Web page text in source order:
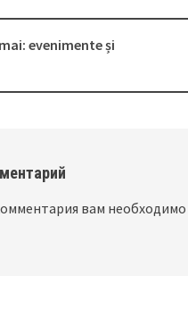
evenimente și
вам необходимо